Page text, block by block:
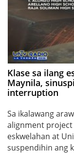
Klase sa ilang
Maynila,
interruption
Sa ikalawang
alignment project
eskwelahan at
suspendihin ang